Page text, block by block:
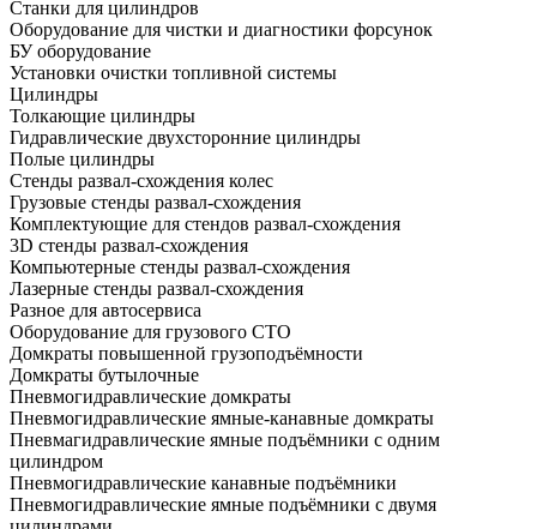
Станки для цилиндров
Оборудование для чистки и диагностики форсунок
БУ оборудование
Установки очистки топливной системы
Цилиндры
Толкающие цилиндры
Гидравлические двухсторонние цилиндры
Полые цилиндры
Стенды развал-схождения колес
Грузовые стенды развал-схождения
Комплектующие для стендов развал-схождения
3D стенды развал-схождения
Компьютерные стенды развал-схождения
Лазерные стенды развал-схождения
Разное для автосервиса
Оборудование для грузового СТО
Домкраты повышенной грузоподъёмности
Домкраты бутылочные
Пневмогидравлические домкраты
Пневмогидравлические ямные-канавные домкраты
Пневмагидравлические ямные подъёмники с одним
цилиндром
Пневмогидравлические канавные подъёмники
Пневмогидравлические ямные подъёмники с двумя